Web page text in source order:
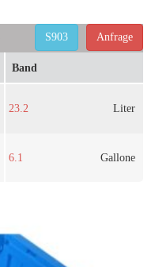
Anfrage
S903
Band
23.2 Liter
6.1 Gallone